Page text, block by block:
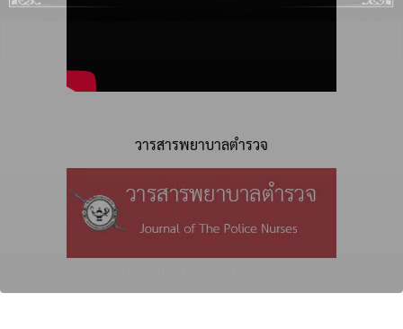
วารสารพยาบาลตำรวจ